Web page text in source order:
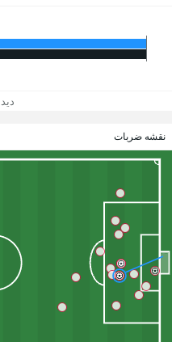
نقشه ضربات